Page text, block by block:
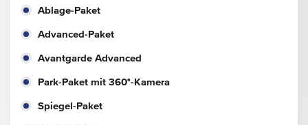
Ablage-Paket
Advanced-Paket
Avantgarde Advanced
Park-Paket mit 360°-Kamera
Spiegel-Paket